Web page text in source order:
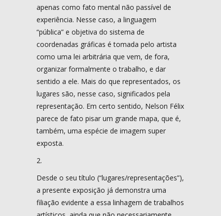
apenas como fato mental não passível de
experiência. Nesse caso, a linguagem
“pública” e objetiva do sistema de
coordenadas gráficas é tomada pelo artista
como uma lei arbitrária que vem, de fora,
organizar formalmente o trabalho, e dar
sentido a ele. Mais do que representados, os
lugares são, nesse caso, significados pela
representação. Em certo sentido, Nelson Félix
parece de fato pisar um grande mapa, que é,
também, uma espécie de imagem super
exposta.
2.
Desde o seu título (“lugares/representações”),
a presente exposição já demonstra uma
filiação evidente a essa linhagem de trabalhos